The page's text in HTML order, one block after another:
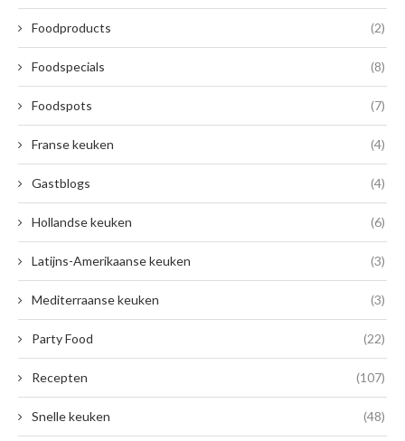
Foodproducts (2)
Foodspecials (8)
Foodspots (7)
Franse keuken (4)
Gastblogs (4)
Hollandse keuken (6)
Latijns-Amerikaanse keuken (3)
Mediterraanse keuken (3)
Party Food (22)
Recepten (107)
Snelle keuken (48)